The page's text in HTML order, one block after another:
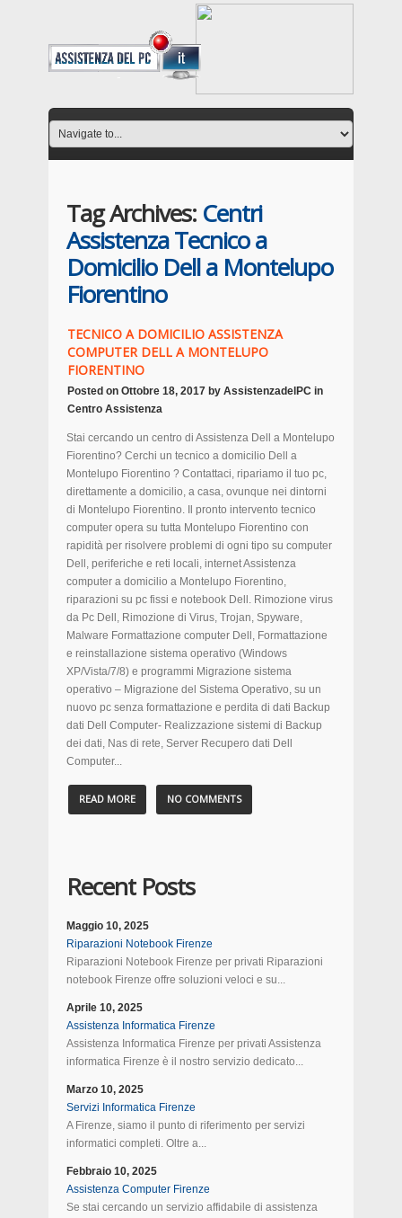
Tag Archives: Centri
Assistenza Tecnico a
Domicilio Dell a Montelupo
Fiorentino
TECNICO A DOMICILIO ASSISTENZA
COMPUTER DELL A MONTELUPO
FIORENTINO
Posted on Ottobre 18, 2017 by AssistenzadelPC in
Centro Assistenza
Stai cercando un centro di Assistenza Dell a Montelupo
Fiorentino? Cerchi un tecnico a domicilio Dell a
Montelupo Fiorentino ? Contattaci, ripariamo il tuo pc,
direttamente a domicilio, a casa, ovunque nei dintorni
di Montelupo Fiorentino. Il pronto intervento tecnico
computer opera su tutta Montelupo Fiorentino con
rapidità per risolvere problemi di ogni tipo su computer
Dell, periferiche e reti locali, internet Assistenza
computer a domicilio a Montelupo Fiorentino,
riparazioni su pc fissi e notebook Dell. Rimozione virus
da Pc Dell, Rimozione di Virus, Trojan, Spyware,
Malware Formattazione computer Dell, Formattazione
e reinstallazione sistema operativo (Windows
XP/Vista/7/8) e programmi Migrazione sistema
operativo – Migrazione del Sistema Operativo, su un
nuovo pc senza formattazione e perdita di dati Backup
dati Dell Computer- Realizzazione sistemi di Backup
dei dati, Nas di rete, Server Recupero dati Dell
Computer...
READ MORE NO COMMENTS
Recent Posts
Maggio 10, 2025
Riparazioni Notebook Firenze
Riparazioni Notebook Firenze per privati Riparazioni
notebook Firenze offre soluzioni veloci e su...
Aprile 10, 2025
Assistenza Informatica Firenze
Assistenza Informatica Firenze per privati Assistenza
informatica Firenze è il nostro servizio dedicato...
Marzo 10, 2025
Servizi Informatica Firenze
A Firenze, siamo il punto di riferimento per servizi
informatici completi. Oltre a...
Febbraio 10, 2025
Assistenza Computer Firenze
Se stai cercando un servizio affidabile di assistenza